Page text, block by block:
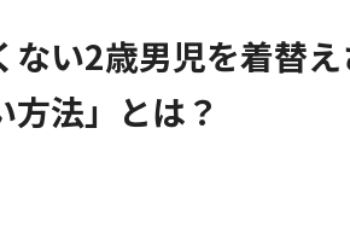
ない2歳男児を着替
方法」とは？